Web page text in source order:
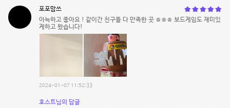
포포맘쓰
아늑하고 좋아요 ! 같이간 친구들 다 만족한 곳 ㅎㅎㅎ 보드게임도 재미있
게하고 왔습니다!
2024-01-07 11:52:33
호스트님의 답글